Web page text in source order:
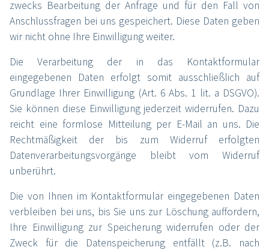
Wasserstrahl-Assistierte-Liposuktion
Vorteile der WAL-Technologie auf einen Blick
Behandlungsmöglichkeiten
Technologie & Produkte
Meyer-Haake GmbH
Produkte
Downloads & Mediathek
Clarius
Team
Kontaktformular
zwecks Bearbeitung der Anfrage und für den Fall von
Anschlussfragen bei uns gespeichert. Diese Daten geben
wir nicht ohne Ihre Einwilligung weiter.
Die Verarbeitung der in das Kontaktformular
eingegebenen Daten erfolgt somit ausschließlich auf
Grundlage Ihrer Einwilligung (Art. 6 Abs. 1 lit. a DSGVO).
Sie können diese Einwilligung jederzeit widerrufen. Dazu
reicht eine formlose Mitteilung per E-Mail an uns. Die
Rechtmäßigkeit der bis zum Widerruf erfolgten
Datenverarbeitungsvorgänge bleibt vom Widerruf
unberührt.
Die von Ihnen im Kontaktformular eingegebenen Daten
verbleiben bei uns, bis Sie uns zur Löschung auffordern,
Ihre Einwilligung zur Speicherung widerrufen oder der
Zweck für die Datenspeicherung entfällt (z.B. nach